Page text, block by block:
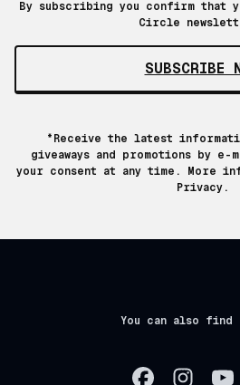
By subscribing you confirm that
Circle
SUBSCRIBE
*Receive the latest
giveaways and promotions by e-
your consent at any time. More
Privacy.
You can also find